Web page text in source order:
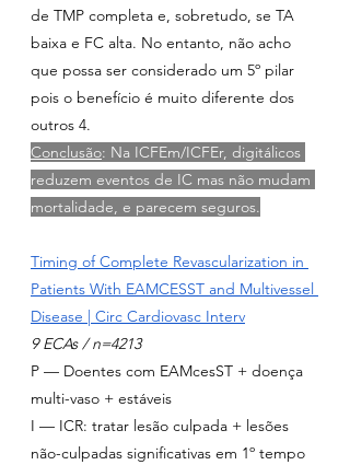
de TMP completa e, sobretudo, se TA
baixa e FC alta. No entanto, não acho
que possa ser considerado um 5º pilar
pois o benefício é muito diferente dos
outros 4.
Conclusão: Na ICFEm/ICFEr, digitálicos
reduzem eventos de IC mas não mudam
mortalidade, e parecem seguros.
Timing of Complete Revascularization in
Patients With EAMCESST and Multivessel
Disease | Circ Cardiovasc Interv
9 ECAs / n=4213
P — Doentes com EAMcesST + doença
multi-vaso + estáveis
I — ICR: tratar lesão culpada + lesões
não-culpadas significativas em 1º tempo